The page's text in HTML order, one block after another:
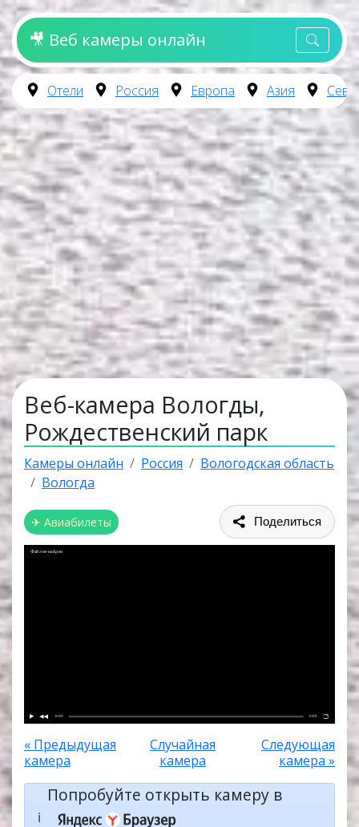
🎥 Веб камеры онлайн
Отели Россия Европа Азия
Веб-камера Вологды,
Рождественский парк
Камеры онлайн Россия
Вологодская область
Вологда
✈ Авиабилеты Поделиться
Файл не найден
0:00 0:00
« Предыдущая
камера
Случайная
камера
Следующая
камера »
ℹ️
Попробуйте открыть камеру в